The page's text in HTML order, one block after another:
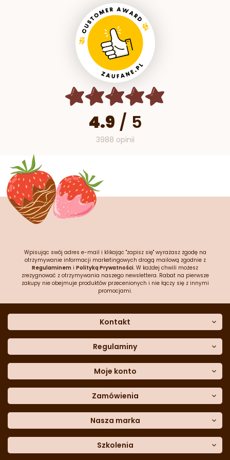
4.9 / 5
3988 opinii
Wpisując swój adres e-mail i klikając "zapisz się" wyrażasz zgodę na
otrzymywanie informacji marketingowych drogą mailową zgodnie z
Regulaminem i Polityką Prywatności. W każdej chwili możesz
zrezygnować z otrzymywania naszego newslettera. Rabat na pierwsze
zakupy nie obejmuje produktów przecenionych i nie łączy się z innymi
promocjami.
Kontakt
Dane kontaktowe
Często zadawane pytania
Sklep stacjonarny
Formularz kontaktowy
Blog
telefon:601 767 272
Regulaminy
Polityka prywatności
Polityka cookies
Polityka reklamacji
Polityka zwrotów
Dostępność cyfrowa
Moje konto
Moje dane
Historia zamówień
Lista ulubionych
Moje rabaty
Zamówienia
Metody płatności
Dane do przelewu
Formularzreklamacji
Formularzzwrotu
Nasza marka
Trio Gelato
CDN
Szkolenia